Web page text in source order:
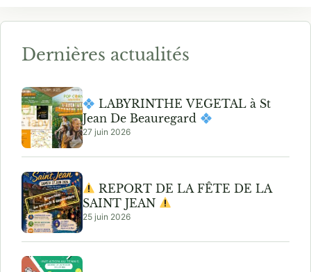
Dernières actualités
LABYRINTHE VEGETAL à St
Jean De Beauregard
27 juin 2026
REPORT DE LA FÊTE DE LA
SAINT JEAN
25 juin 2026